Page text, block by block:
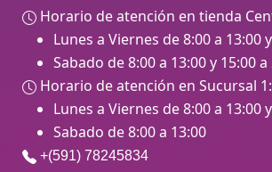
Horario de atención en tienda
Lunes a Viernes de 8:00 a 13:00
Sabado de 8:00 a 13:00 y 15:00 a
Horario de atención en Sucursal 1:
Lunes a Viernes de 8:00 a 13:00
Sabado de 8:00 a 13:00
+(591) 78245834